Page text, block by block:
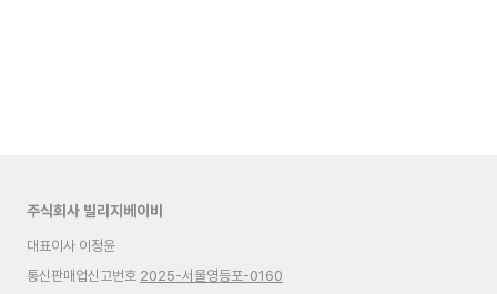
주식회사 빌리지베이비
대표이사 이정윤
통신판매업신고번호 2025-서울영등포-0160